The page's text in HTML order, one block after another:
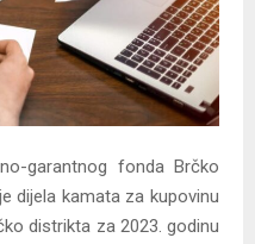
garantnog fonda Brčko
dijela kamata za kupovinu
distrikta za 2023. godinu